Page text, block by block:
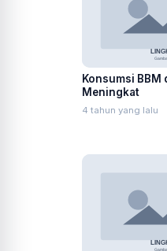
Konsumsi BBM
Meningkat
4 tahun yang lalu